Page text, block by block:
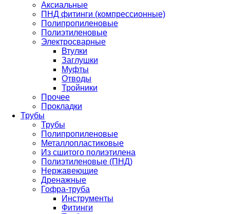
Аксиальные
ПНД фитинги (компрессионные)
Полипропиленовые
Полиэтиленовые
Электросварные
Втулки
Заглушки
Муфты
Отводы
Тройники
Прочее
Прокладки
Трубы
Трубы
Полипропиленовые
Металлопластиковые
Из сшитого полиэтилена
Полиэтиленовые (ПНД)
Нержавеющие
Дренажные
Гофра-труба
Инструменты
Фитинги